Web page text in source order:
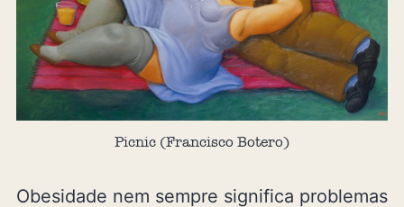
Picnic (Francisco Botero)
Obesidade nem sempre significa problemas